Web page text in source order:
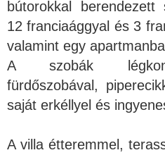
bútorokkal berendezett
12 franciaággyal és 3
valamint egy
A szobák
fürdőszobával,
saját erkéllyel és
A villa étteremmel,